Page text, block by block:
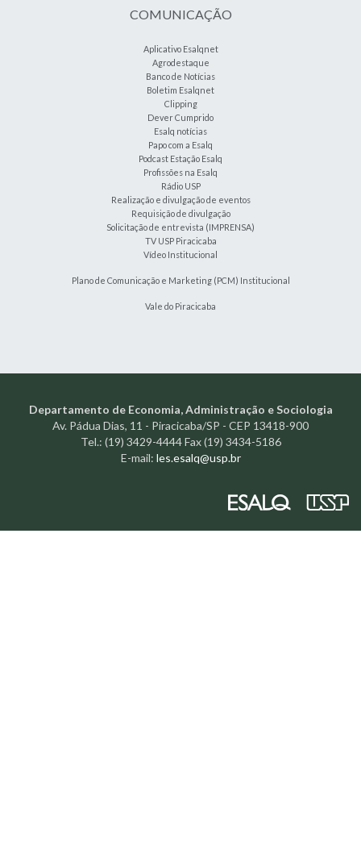
COMUNICAÇÃO
Aplicativo Esalqnet
Agrodestaque
Banco de Notícias
Boletim Esalqnet
Clipping
Dever Cumprido
Esalq notícias
Papo com a Esalq
Podcast Estação Esalq
Profissões na Esalq
Rádio USP
Realização e divulgação de eventos
Requisição de divulgação
Solicitação de entrevista (IMPRENSA)
TV USP Piracicaba
Vídeo Institucional
Plano de Comunicação e Marketing (PCM) Institucional
Vale do Piracicaba
Departamento de Economia, Administração e Sociologia
Av. Pádua Dias, 11 - Piracicaba/SP - CEP 13418-900
Tel.: (19) 3429-4444 Fax (19) 3434-5186
E-mail: les.esalq@usp.br